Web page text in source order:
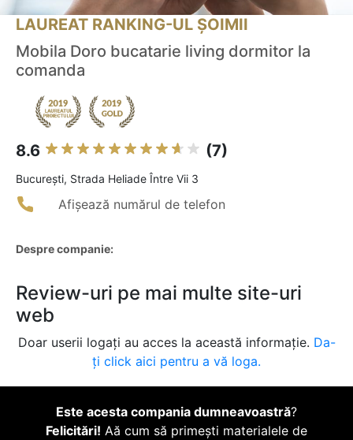
LAUREAT RANKING-UL ȘOIMII
Mobila Doro bucatarie living dormitor la
comanda
8.6 (7)
Bucureşti, Strada Heliade Între Vii 3
Afișează numărul de telefon
Despre companie:
Review-uri pe mai multe site-uri
web
Doar userii logați au acces la această informație. Da-
ți click aici pentru a vă loga.
Este acesta compania dumneavoastră?
Felicitări! Aă cum să primești materialele de